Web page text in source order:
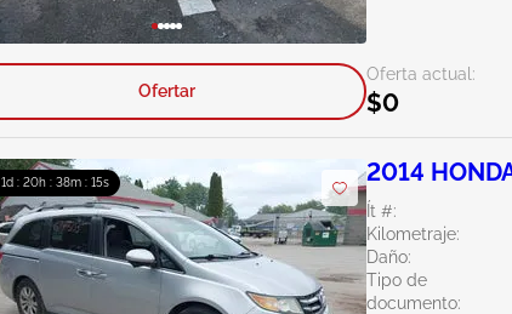
Oferta actual:
$0
Ofertar
1d : 20h : 38m : 14s 2014
Ít #:
Kilometraje:
Daño:
Tipo de
documento: